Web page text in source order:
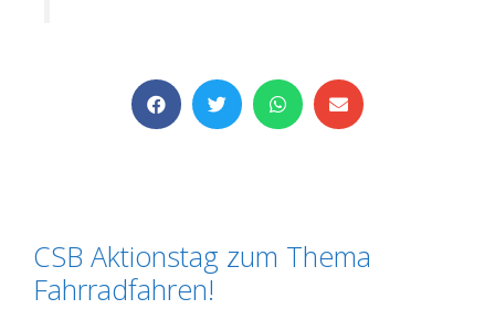
CSB Aktionstag zum Thema
Fahrradfahren!